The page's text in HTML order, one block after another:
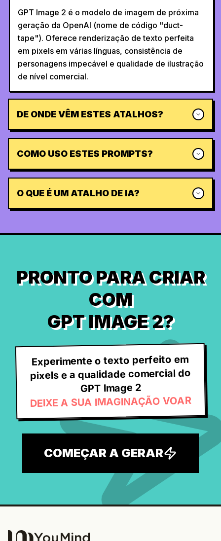
GPT Image 2 é o modelo de imagem de próxima
geração da OpenAI (nome de código "duct-
tape"). Oferece renderização de texto perfeita
em pixels em várias línguas, consistência de
personagens impecável e qualidade de ilustração
de nível comercial.
DE ONDE VÊM ESTES ATALHOS?
COMO USO ESTES PROMPTS?
O QUE É UM ATALHO DE IA?
PRONTO PARA CRIAR
COM
GPT IMAGE 2?
Experimente o texto perfeito em
pixels e a qualidade comercial do
GPT Image 2
DEIXE A SUA IMAGINAÇÃO VOAR
COMEÇAR A GERAR